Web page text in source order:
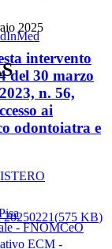
- FNOMCeO
2025
intervento
del 30 marzo
n. 56,
ai
odontoiatra e
(575 KB)